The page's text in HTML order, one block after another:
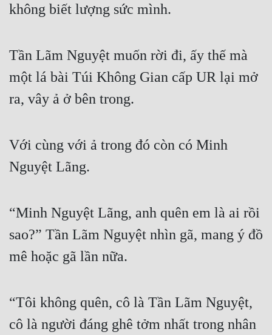
không biết lượng sức mình.
Tần Lãm Nguyệt muốn rời đi, ấy thế mà
một lá bài Túi Không Gian cấp UR lại mở
ra, vây ả ở bên trong.
Với cùng với ả trong đó còn có Minh
Nguyệt Lãng.
“Minh Nguyệt Lãng, anh quên em là ai rồi
sao?” Tần Lãm Nguyệt nhìn gã, mang ý đồ
mê hoặc gã lần nữa.
“Tôi không quên, cô là Tần Lãm Nguyệt,
cô là người đáng ghê tởm nhất trong nhân